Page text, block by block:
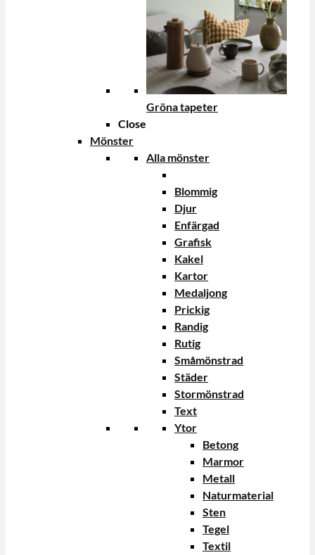
Gröna tapeter
Close
Mönster
Alla mönster
Blommig
Djur
Enfärgad
Grafisk
Kakel
Kartor
Medaljong
Prickig
Randig
Rutig
Småmönstrad
Städer
Stormönstrad
Text
Ytor
Betong
Marmor
Metall
Naturmaterial
Sten
Tegel
Textil